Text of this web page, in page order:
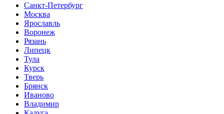
Санкт-Петербург
Москва
Ярославль
Воронеж
Рязань
Липецк
Тула
Курск
Тверь
Брянск
Иваново
Владимир